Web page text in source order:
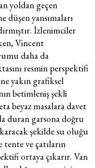
yoldan geçen
düşen yansımaları
İzlenimciler
Vincent
daha da
resmin perspektifi
yakın grafiksel
betimleniş şekli
beyaz masalara davet
duran garsona doğru
şekilde su oluğu
ve çatıların
ortaya çıkarır. Van